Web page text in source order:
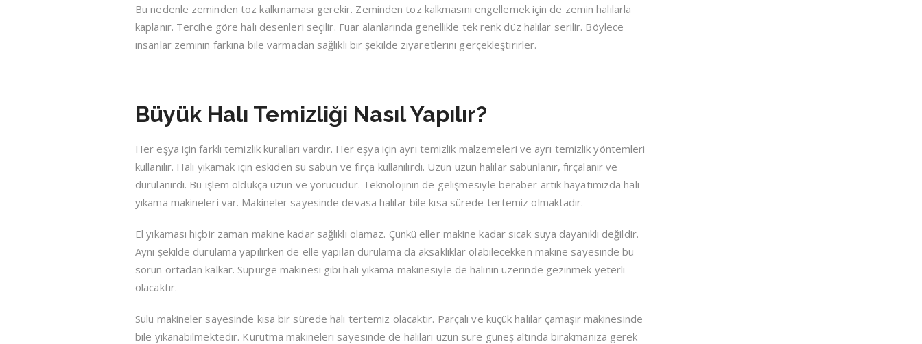
Bu nedenle zeminden toz kalkmaması gerekir. Zeminden toz kalkmasını engellemek için de zemin halılarla
kaplanır. Tercihe göre halı desenleri seçilir. Fuar alanlarında genellikle tek renk düz halılar serilir. Böylece
insanlar zeminin farkına bile varmadan sağlıklı bir şekilde ziyaretlerini gerçekleştirirler.
Büyük Halı Temizliği Nasıl Yapılır?
Her eşya için farklı temizlik kuralları vardır. Her eşya için ayrı temizlik malzemeleri ve ayrı temizlik yöntemleri
kullanılır. Halı yıkamak için eskiden su sabun ve fırça kullanılırdı. Uzun uzun halılar sabunlanır, fırçalanır ve
durulanırdı. Bu işlem oldukça uzun ve yorucudur. Teknolojinin de gelişmesiyle beraber artık hayatımızda halı
yıkama makineleri var. Makineler sayesinde devasa halılar bile kısa sürede tertemiz olmaktadır.
El yıkaması hiçbir zaman makine kadar sağlıklı olamaz. Çünkü eller makine kadar sıcak suya dayanıklı değildir.
Aynı şekilde durulama yapılırken de elle yapılan durulama da aksaklıklar olabilecekken makine sayesinde bu
sorun ortadan kalkar. Süpürge makinesi gibi halı yıkama makinesiyle de halının üzerinde gezinmek yeterli
olacaktır.
Sulu makineler sayesinde kısa bir sürede halı tertemiz olacaktır. Parçalı ve küçük halılar çamaşır makinesinde
bile yıkanabilmektedir. Kurutma makineleri sayesinde de halıları uzun süre güneş altında bırakmanıza gerek